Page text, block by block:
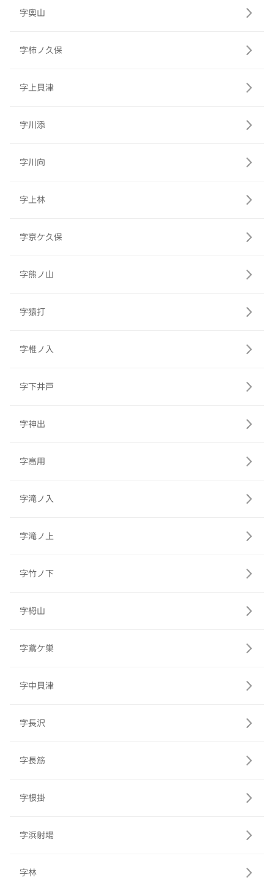
字奥山
字柿ノ久保
字上貝津
字川添
字川向
字上林
字京ケ久保
字熊ノ山
字猿打
字椎ノ入
字下井戸
字神出
字高用
字滝ノ入
字滝ノ上
字竹ノ下
字栂山
字鳶ケ巣
字中貝津
字長沢
字長筋
字根掛
字浜射場
字林